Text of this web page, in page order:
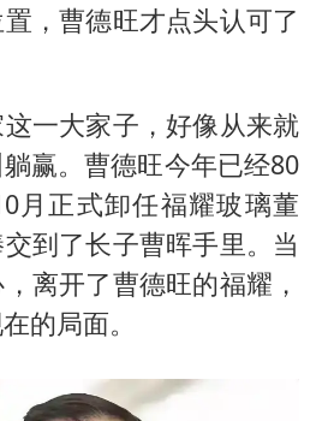
，曹德旺才点头认可了
一大家子，好像从来就
赢。曹德旺今年已经80
月正式卸任福耀玻璃董
到了长子曹晖手里。当
离开了曹德旺的福耀，
的局面。